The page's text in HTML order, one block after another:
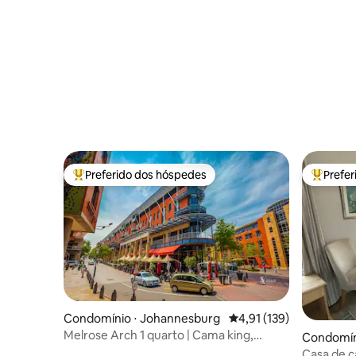
Entre os melhores preferidos dos hóspedes
Preferido dos hóspedes
Condomínio ⋅ Johannesburg 4,91 de uma avaliação
4,91 (139)
Melrose Arch 1 quarto | Cama king,
Entre